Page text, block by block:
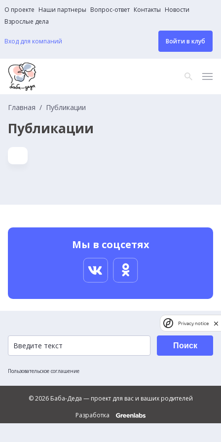
О проекте Наши партнеры Вопрос-ответ Контакты Новости
Взрослые дела
Вход для компаний Войти в клуб
Главная Публикации
Публикации
Мы в соцсетях
Пользовательское соглашение
Поиск
© 2026 Баба-Деда — проект для вас и ваших родителей
Разработка
Privacy notice